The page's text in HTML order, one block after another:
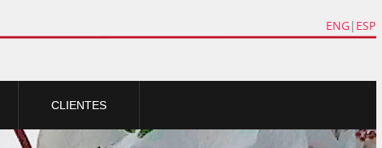
ENG| ESP
CLIENTES